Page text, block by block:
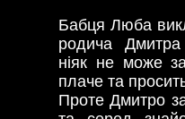
Бабця Люба
родича
ніяк не може
плаче та
Проте Дмитро